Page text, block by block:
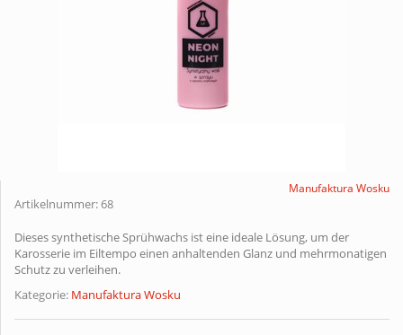
Manufaktura Wosku
Artikelnummer:68
Dieses synthetische Sprühwachs ist eine ideale Lösung, um der
Karosserie im Eiltempo einen anhaltenden Glanz und mehrmonatigen
Schutz zu verleihen.
Kategorie: Manufaktura Wosku